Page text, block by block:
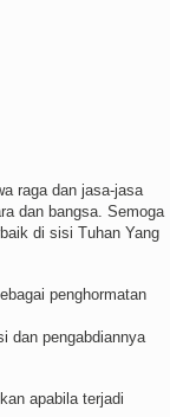
raga dan jasa-jasa
dan bangsa. Semoga
di sisi Tuhan Yang
penghormatan
dan pengabdiannya
apabila terjadi